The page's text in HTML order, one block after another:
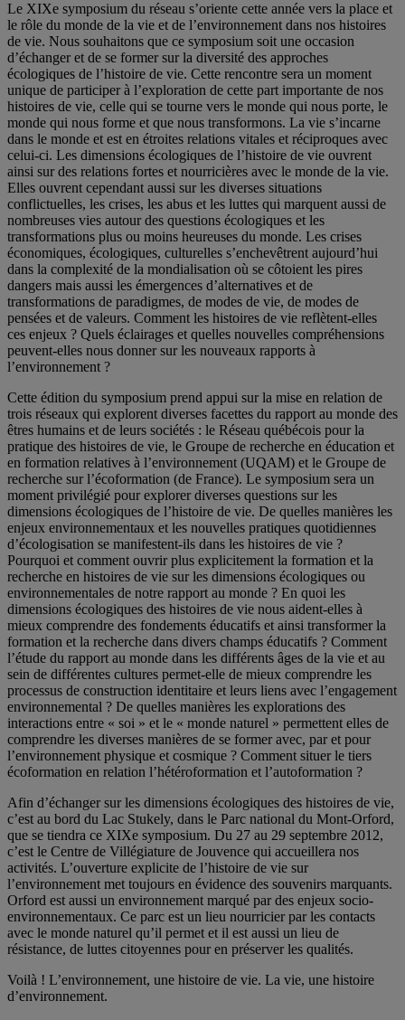
Le XIXe symposium du réseau s’oriente cette année vers la place et
le rôle du monde de la vie et de l’environnement dans nos histoires
de vie. Nous souhaitons que ce symposium soit une occasion
d’échanger et de se former sur la diversité des approches
écologiques de l’histoire de vie. Cette rencontre sera un moment
unique de participer à l’exploration de cette part importante de nos
histoires de vie, celle qui se tourne vers le monde qui nous porte, le
monde qui nous forme et que nous transformons. La vie s’incarne
dans le monde et est en étroites relations vitales et réciproques avec
celui-ci. Les dimensions écologiques de l’histoire de vie ouvrent
ainsi sur des relations fortes et nourricières avec le monde de la vie.
Elles ouvrent cependant aussi sur les diverses situations
conflictuelles, les crises, les abus et les luttes qui marquent aussi de
nombreuses vies autour des questions écologiques et les
transformations plus ou moins heureuses du monde. Les crises
économiques, écologiques, culturelles s’enchevêtrent aujourd’hui
dans la complexité de la mondialisation où se côtoient les pires
dangers mais aussi les émergences d’alternatives et de
transformations de paradigmes, de modes de vie, de modes de
pensées et de valeurs. Comment les histoires de vie reflètent-elles
ces enjeux ? Quels éclairages et quelles nouvelles compréhensions
peuvent-elles nous donner sur les nouveaux rapports à
l’environnement ?
Cette édition du symposium prend appui sur la mise en relation de
trois réseaux qui explorent diverses facettes du rapport au monde des
êtres humains et de leurs sociétés : le Réseau québécois pour la
pratique des histoires de vie, le Groupe de recherche en éducation et
en formation relatives à l’environnement (UQAM) et le Groupe de
recherche sur l’écoformation (de France). Le symposium sera un
moment privilégié pour explorer diverses questions sur les
dimensions écologiques de l’histoire de vie. De quelles manières les
enjeux environnementaux et les nouvelles pratiques quotidiennes
d’écologisation se manifestent-ils dans les histoires de vie ?
Pourquoi et comment ouvrir plus explicitement la formation et la
recherche en histoires de vie sur les dimensions écologiques ou
environnementales de notre rapport au monde ? En quoi les
dimensions écologiques des histoires de vie nous aident-elles à
mieux comprendre des fondements éducatifs et ainsi transformer la
formation et la recherche dans divers champs éducatifs ? Comment
l’étude du rapport au monde dans les différents âges de la vie et au
sein de différentes cultures permet-elle de mieux comprendre les
processus de construction identitaire et leurs liens avec l’engagement
environnemental ? De quelles manières les explorations des
interactions entre « soi » et le « monde naturel » permettent elles de
comprendre les diverses manières de se former avec, par et pour
l’environnement physique et cosmique ? Comment situer le tiers
écoformation en relation l’hétéroformation et l’autoformation ?
Afin d’échanger sur les dimensions écologiques des histoires de vie,
c’est au bord du Lac Stukely, dans le Parc national du Mont-Orford,
que se tiendra ce XIXe symposium. Du 27 au 29 septembre 2012,
c’est le Centre de Villégiature de Jouvence qui accueillera nos
activités. L’ouverture explicite de l’histoire de vie sur
l’environnement met toujours en évidence des souvenirs marquants.
Orford est aussi un environnement marqué par des enjeux socio-
environnementaux. Ce parc est un lieu nourricier par les contacts
avec le monde naturel qu’il permet et il est aussi un lieu de
résistance, de luttes citoyennes pour en préserver les qualités.
Voilà ! L’environnement, une histoire de vie. La vie, une histoire
d’environnement.